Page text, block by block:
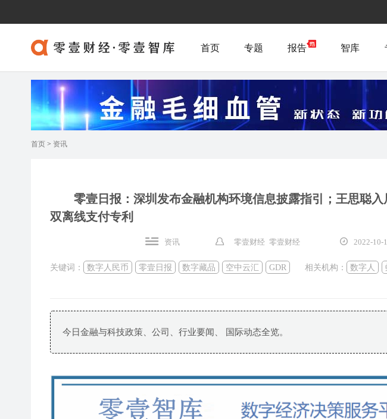
首页 专题 报告 智库
首页 > 资讯
零壹日报：深圳发布金融机构环境信息披露指引；王思聪
双离线支付专利
资讯 零壹财经 零壹财经 2022-10-
关键词： 数字人民币 零壹日报 数字藏品 空中云汇 GDR 相关机构： 数字人
今日金融与科技政策、公司、行业要闻、 国际动态全览。